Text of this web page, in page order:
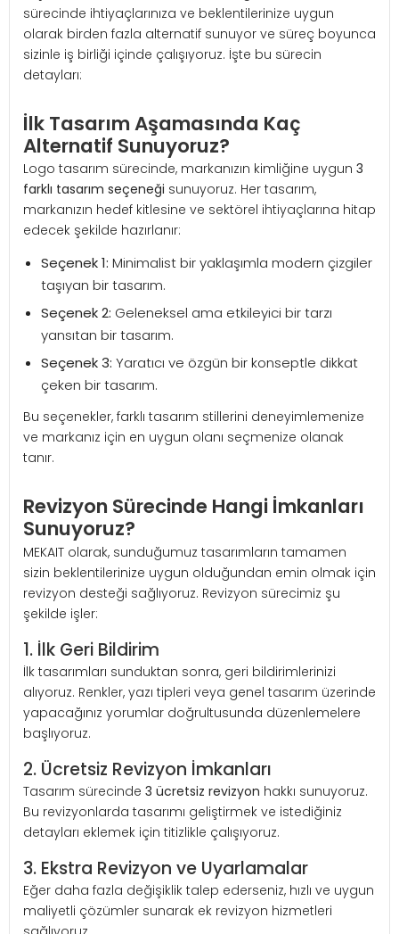
sürecinde ihtiyaçlarınıza ve beklentilerinize uygun
olarak birden fazla alternatif sunuyor ve süreç boyunca
sizinle iş birliği içinde çalışıyoruz. İşte bu sürecin
detayları:
İlk Tasarım Aşamasında Kaç
Alternatif Sunuyoruz?
Logo tasarım sürecinde, markanızın kimliğine uygun 3
farklı tasarım seçeneği sunuyoruz. Her tasarım,
markanızın hedef kitlesine ve sektörel ihtiyaçlarına hitap
edecek şekilde hazırlanır:
Seçenek 1: Minimalist bir yaklaşımla modern çizgiler
taşıyan bir tasarım.
Seçenek 2: Geleneksel ama etkileyici bir tarzı
yansıtan bir tasarım.
Seçenek 3: Yaratıcı ve özgün bir konseptle dikkat
çeken bir tasarım.
Bu seçenekler, farklı tasarım stillerini deneyimlemenize
ve markanız için en uygun olanı seçmenize olanak
tanır.
Revizyon Sürecinde Hangi İmkanları
Sunuyoruz?
MEKAIT olarak, sunduğumuz tasarımların tamamen
sizin beklentilerinize uygun olduğundan emin olmak için
revizyon desteği sağlıyoruz. Revizyon sürecimiz şu
şekilde işler:
1. İlk Geri Bildirim
İlk tasarımları sunduktan sonra, geri bildirimlerinizi
alıyoruz. Renkler, yazı tipleri veya genel tasarım üzerinde
yapacağınız yorumlar doğrultusunda düzenlemelere
başlıyoruz.
2. Ücretsiz Revizyon İmkanları
Tasarım sürecinde 3 ücretsiz revizyon hakkı sunuyoruz.
Bu revizyonlarda tasarımı geliştirmek ve istediğiniz
detayları eklemek için titizlikle çalışıyoruz.
3. Ekstra Revizyon ve Uyarlamalar
Eğer daha fazla değişiklik talep ederseniz, hızlı ve uygun
maliyetli çözümler sunarak ek revizyon hizmetleri